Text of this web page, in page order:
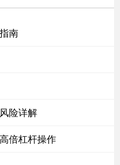
南
险详解
倍杠杆操作